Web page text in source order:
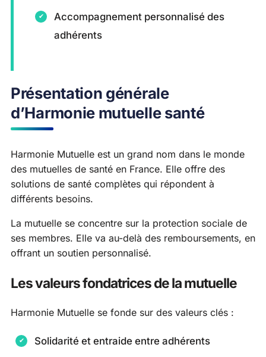
Accompagnement personnalisé des
adhérents
Présentation générale
d’Harmonie mutuelle santé
Harmonie Mutuelle est un grand nom dans le monde
des mutuelles de santé en France. Elle offre des
solutions de santé complètes qui répondent à
différents besoins.
La mutuelle se concentre sur la protection sociale de
ses membres. Elle va au-delà des remboursements, en
offrant un soutien personnalisé.
Les valeurs fondatrices de la mutuelle
Harmonie Mutuelle se fonde sur des valeurs clés :
Solidarité et entraide entre adhérents